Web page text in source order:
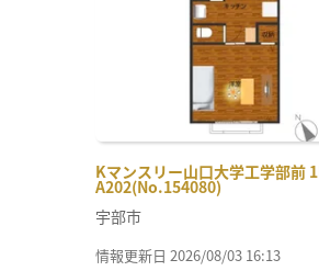
Kマンスリー山口大学工学部前
A202(No.154080)
宇部市
情報更新日 2026/08/03 16:13